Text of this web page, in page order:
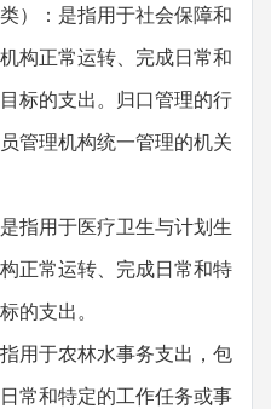
）：是指用于社会保障和
构正常运转、完成日常和
标的支出。归口管理的行
管理机构统一管理的机关
指用于医疗卫生与计划生
正常运转、完成日常和特
的支出。
用于农林水事务支出，包
常和特定的工作任务或事